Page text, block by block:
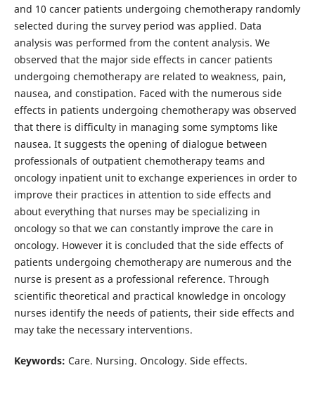
and 10 cancer patients undergoing chemotherapy randomly
selected during the survey period was applied. Data
analysis was performed from the content analysis. We
observed that the major side effects in cancer patients
undergoing chemotherapy are related to weakness, pain,
nausea, and constipation. Faced with the numerous side
effects in patients undergoing chemotherapy was observed
that there is difficulty in managing some symptoms like
nausea. It suggests the opening of dialogue between
professionals of outpatient chemotherapy teams and
oncology inpatient unit to exchange experiences in order to
improve their practices in attention to side effects and
about everything that nurses may be specializing in
oncology so that we can constantly improve the care in
oncology. However it is concluded that the side effects of
patients undergoing chemotherapy are numerous and the
nurse is present as a professional reference. Through
scientific theoretical and practical knowledge in oncology
nurses identify the needs of patients, their side effects and
may take the necessary interventions.
Keywords: Care. Nursing. Oncology. Side effects.